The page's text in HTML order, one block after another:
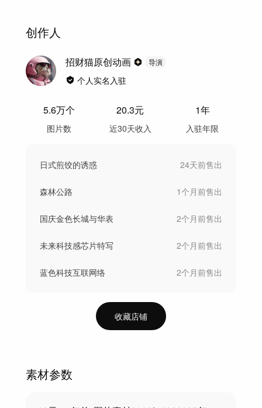
创作人
招财猫原创动画 导演
个人实名入驻
5.6万个
图片数
20.3元
近30天收入
1年
入驻年限
日式煎饺的诱惑 24天前售出
森林公路 1个月前售出
国庆金色长城与华表 2个月前售出
未来科技感芯片特写 2个月前售出
蓝色科技互联网络 2个月前售出
收藏店铺
素材参数